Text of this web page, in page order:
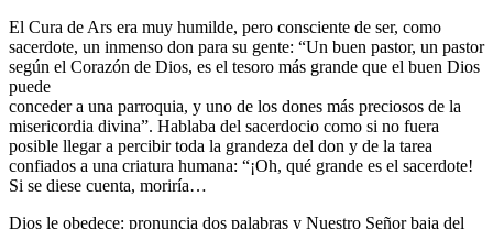
El Cura de Ars era muy humilde, pero consciente de ser, como
sacerdote, un inmenso don para su gente: “Un buen pastor, un pastor
según el Corazón de Dios, es el tesoro más grande que el buen Dios
puede
conceder a una parroquia, y uno de los dones más preciosos de la
misericordia divina”. Hablaba del sacerdocio como si no fuera
posible llegar a percibir toda la grandeza del don y de la tarea
confiados a una criatura humana: “¡Oh, qué grande es el sacerdote!
Si se diese cuenta, moriría…
Dios le obedece: pronuncia dos palabras y Nuestro Señor baja del